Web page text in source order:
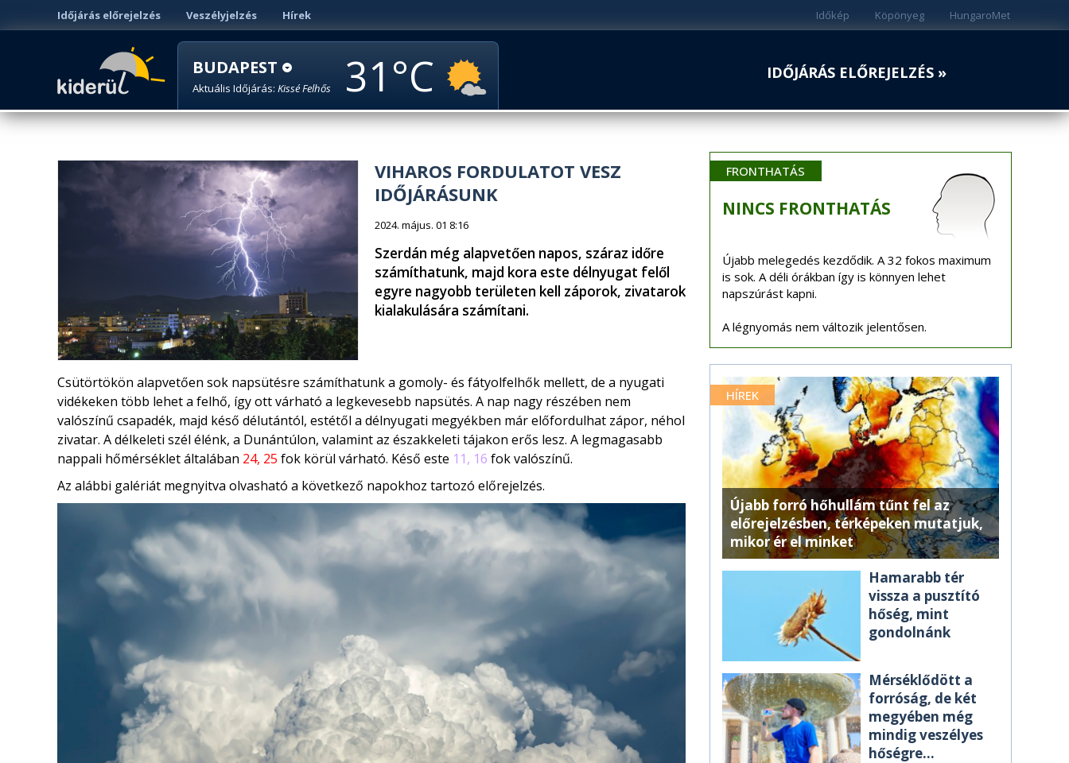
Időjárás előrejelzés Veszélyjelzés Hírek HungaroMet
Köpönyeg
Időkép
BUDAPEST
Aktuális Időjárás: Kissé Felhős 31 IDŐJÁRÁS ELŐREJELZÉS »
VIHAROS FORDULATOT VESZ
IDŐJÁRÁSUNK
2024. május. 01 8:16
Szerdán még alapvetően napos, száraz időre
számíthatunk, majd kora este délnyugat felől
egyre nagyobb területen kell záporok, zivatarok
kialakulására számítani.
Csütörtökön alapvetően sok napsütésre számíthatunk a gomoly- és fátyolfelhők mellett, de a nyugati
vidékeken több lehet a felhő, így ott várható a legkevesebb napsütés. A nap nagy részében nem
valószínű csapadék, majd késő délutántól, estétől a délnyugati megyékben már előfordulhat zápor, néhol
zivatar. A délkeleti szél élénk, a Dunántúlon, valamint az északkeleti tájakon erős lesz. A legmagasabb
nappali hőmérséklet általában 24, 25 fok körül várható. Késő este 11, 16 fok valószínű.
Az alábbi galériát megnyitva olvasható a következő napokhoz tartozó előrejelzés.
FRONTHATÁS
NINCS FRONTHATÁS
Újabb melegedés kezdődik. A 32 fokos maximum
is sok. A déli órákban így is könnyen lehet
napszúrást kapni.
A légnyomás nem változik jelentősen.
HÍREK
Újabb forró hőhullám tűnt fel az
előrejelzésben, térképeken mutatjuk,
mikor ér el minket
Hamarabb tér
vissza a pusztító
hőség, mint
gondolnánk
Mérséklődött a
forróság, de két
megyében még
mindig veszélyes
hőségre